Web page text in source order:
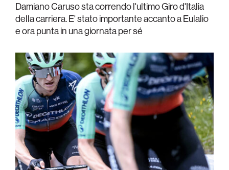
Damiano Caruso sta correndo l'ultimo Giro d'Italia
della carriera. E' stato importante accanto a Eulalio
e ora punta in una giornata per sé